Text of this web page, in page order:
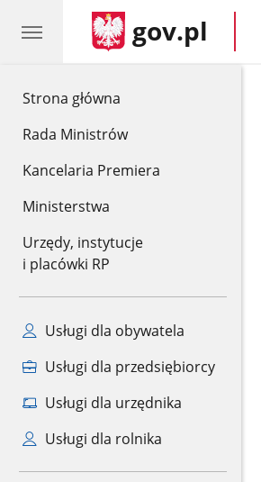
Strona główna
Rada Ministrów
Kancelaria Premiera
Ministerstwa
Urzędy, instytucje
i placówki RP
Usługi dla obywatela
Usługi dla przedsiębiorcy
Usługi dla urzędnika
Usługi dla rolnika
gov.pl